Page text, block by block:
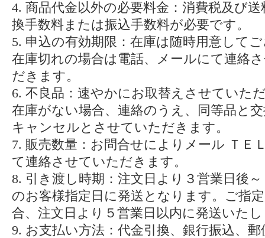
4. 商品代金以外の必要料金：消費税及び送
換手数料または振込手数料が必要です。
5. 申込の有効期限：在庫は随時用意して
在庫切れの場合は電話、メールにて連絡
だきます。
6. 不良品：速やかにお取替えさせていた
在庫がない場合、連絡のうえ、同等品と
キャンセルとさせていただきます。
7. 販売数量：お問合せによりメール ＴＥ
て連絡させていただきます。
8. 引き渡し時期：注文日より３営業日後
のお客様指定日に発送となります。ご指
合、注文日より５営業日以内に発送いた
9. お支払い方法：代金引換、銀行振込、